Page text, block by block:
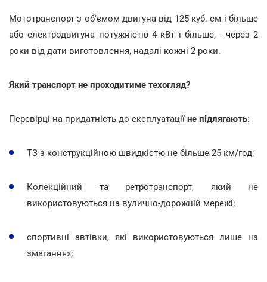
Мототранспорт з об'ємом двигуна від 125 куб. см і більше
або електродвигуна потужністю 4 кВт і більше, - через 2
роки від дати виготовлення, надалі кожні 2 роки.
Який транспорт не проходитиме техогляд?
Перевірці на придатність до експлуатації не підлягають:
ТЗ з конструкційною швидкістю не більше 25 км/год;
Колекційний та ретротранспорт, який не
використовуються на вулично-дорожній мережі;
спортивні автівки, які використовуються лише на
змаганнях;